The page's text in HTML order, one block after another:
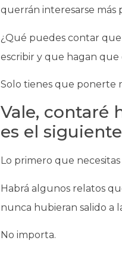
querrán interesarse más
¿Qué puedes contar
escribir y que hagan
Solo tienes que ponerte
Vale, contaré
es el
Lo primero que
Habrá algunos relatos
nunca hubieran salido a
No importa.